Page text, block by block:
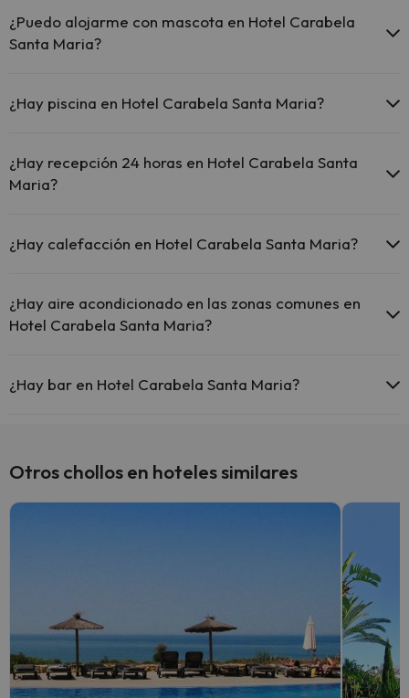
el hotel.
El Hotel Carabela Santa Maria ofrece Wi-Fi gratuito en
¿Puedo alojarme con mascota en Hotel Carabela
Santa Maria?
¿Hay piscina en Hotel Carabela Santa Maria?
ser de pago) Aquí tienes más info sobre la piscina y otras
instalaciones.
¿Hay recepción 24 horas en Hotel Carabela Santa
Maria?
¿Hay calefacción en Hotel Carabela Santa Maria?
comunes.
¿Hay aire acondicionado en las zonas comunes en
Hotel Carabela Santa Maria?
zonas comunes.
¿Hay bar en Hotel Carabela Santa Maria?
Otros chollos en hoteles similares